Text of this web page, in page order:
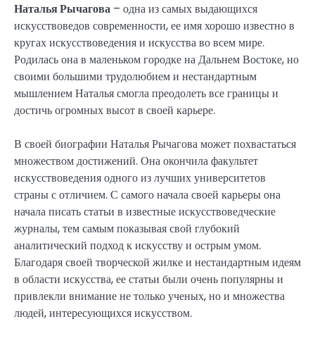
Наталья Рычагова – одна из самых выдающихся
искусствоведов современности, ее имя хорошо известно в
кругах искусствоведения и искусства во всем мире.
Родилась она в маленьком городке на Дальнем Востоке, но
своими большими трудолюбием и нестандартным
мышлением Наталья смогла преодолеть все границы и
достичь огромных высот в своей карьере.
В своей биографии Наталья Рычагова может похвастаться
множеством достижений. Она окончила факультет
искусствоведения одного из лучших университетов
страны с отличием. С самого начала своей карьеры она
начала писать статьи в известные искусствоведческие
журналы, тем самым показывая свой глубокий
аналитический подход к искусству и острым умом.
Благодаря своей творческой жилке и нестандартным идеям
в области искусства, ее статьи были очень популярны и
привлекли внимание не только ученых, но и множества
людей, интересующихся искусством.